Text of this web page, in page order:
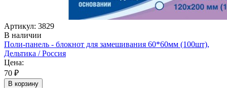
Артикул: 3829
В наличии
Поли-панель - блокнот для замешивания 60*60мм (100шт),
Дельтика / Россия
Цена:
70 ₽
В корзину